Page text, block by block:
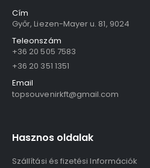
Cím
Győr, Liezen-Mayer u. 81, 9024
Teleonszám
+36 20 505 7583
+36 20 351 1351
Email
topsouvenirkft@gmail.com
Hasznos oldalak
Szállítási és fizetési Információk